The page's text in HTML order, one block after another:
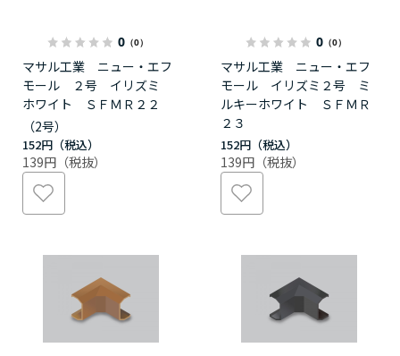
0 （0）
マサル工業 ニュー・エフ
モール ２号 イリズミ
ホワイト ＳＦＭＲ２２
（2号）
152円
139円
0（0）
マサル工業 ニュー・エフ
モール イリズミ２号 ミ
ルキーホワイト ＳＦＭＲ
２３
152円
139円